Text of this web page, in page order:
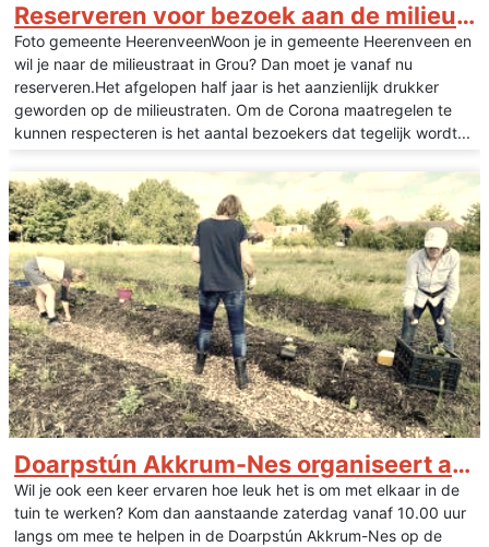
Reserveren voor bezoek aan de milieustraat Grou
Foto gemeente HeerenveenWoon je in gemeente Heerenveen en
wil je naar de milieustraat in Grou? Dan moet je vanaf nu
reserveren.Het afgelopen half jaar is het aanzienlijk drukker
geworden op de milieustraten. Om de Corona maatregelen te
kunnen respecteren is het aantal bezoekers dat tegelijk wordt...
Doarpstún Akkrum-Nes organiseert aanstaande zaterdag Tuinwerkdag
Wil je ook een keer ervaren hoe leuk het is om met elkaar in de
tuin te werken? Kom dan aanstaande zaterdag vanaf 10.00 uur
langs om mee te helpen in de Doarpstún Akkrum-Nes op de